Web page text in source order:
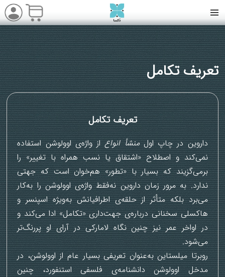
تعریف تکامل
تعریف تکامل
داروین در چاپ اولمنشأ انواعاز واژه‌ی اوولوشن استفاده
نمی‌کند و اصطلاح «اشتقاق یا نسب همراه با تغییر» را
برمی‌گزیند که بسیار با «تطور» هم‌خوان است که جهتی
ندارد. به مرور زمان داروین نه‌فقط واژه‌ی اوولوشن را به‌کار
می‌برد بلکه متأثر از حلقه‌ی اطرافیانش به‌ویژه اسپنسر و
هاکسلی سخنانی درباره‌ی جهت‌داری «تکامل» ادا می‌کند و
در اواخر عمر نیز چنین نگاه لامارکی در آرای او پررنگ‌تر
می‌شود.
روبرتا میلستاین به‌عنوان تعریفی بسیار عام از اوولوشن، در
مدخل اوولوشن دانشنامه‌ی فلسفی استنفورد، چنین